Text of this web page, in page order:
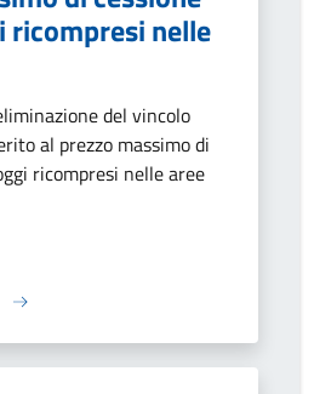
ricompresi nelle
del vincolo
al prezzo massimo di
ricompresi nelle aree